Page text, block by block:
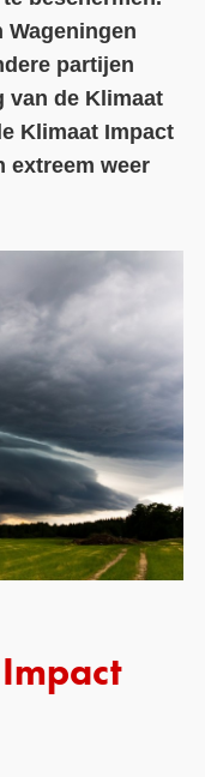
Wageningen
partijen
van de Klimaat
Klimaat Impact
extreem weer